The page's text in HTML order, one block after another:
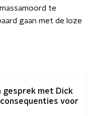
te
gaan met de loze
gesprek met Dick
voor